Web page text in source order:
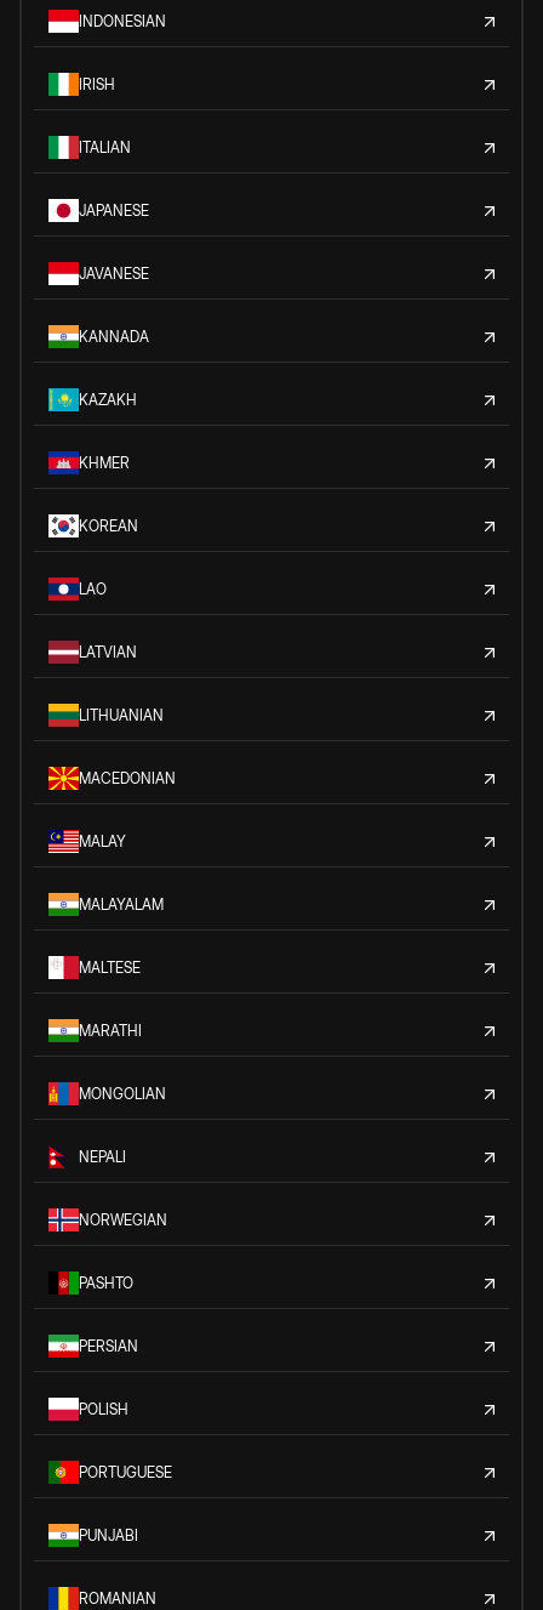
INDONESIAN
IRISH
ITALIAN
JAPANESE
JAVANESE
KANNADA
KAZAKH
KHMER
KOREAN
LAO
LATVIAN
LITHUANIAN
MACEDONIAN
MALAY
MALAYALAM
MALTESE
MARATHI
MONGOLIAN
NEPALI
NORWEGIAN
PASHTO
PERSIAN
POLISH
PORTUGUESE
PUNJABI
ROMANIAN